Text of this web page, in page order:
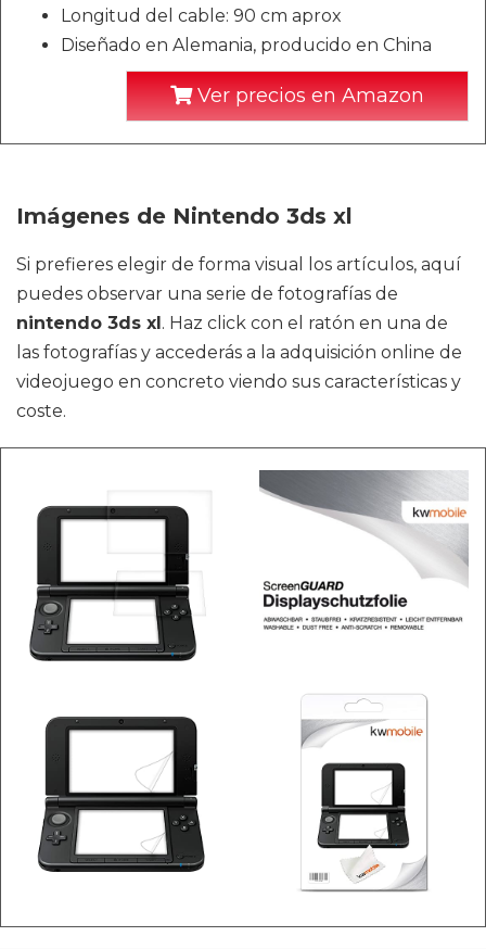
Longitud del cable: 90 cm aprox
Diseñado en Alemania, producido en China
Ver precios en Amazon
Imágenes de Nintendo 3ds xl
Si prefieres elegir de forma visual los artículos, aquí
puedes observar una serie de fotografías de
nintendo 3ds xl . Haz click con el ratón en una de
las fotografías y accederás a la adquisición online de
videojuego en concreto viendo sus características y
coste.